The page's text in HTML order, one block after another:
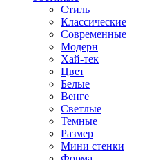
Стиль
Классические
Современные
Модерн
Хай-тек
Цвет
Белые
Венге
Светлые
Темные
Размер
Мини стенки